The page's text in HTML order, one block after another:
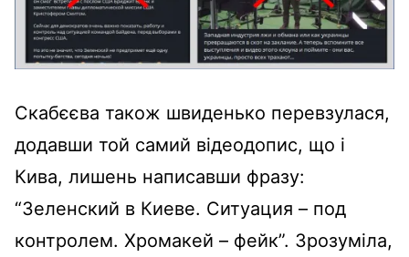
Скабєєва також швиденько перевзулася,
додавши той самий відеодопис, що і
Кива, лишень написавши фразу:
“Зеленский в Киеве. Ситуация – под
контролем. Хромакей – фейк”. Зрозуміла,